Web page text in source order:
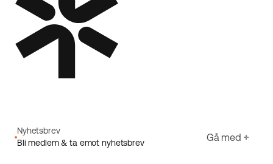
Nyhetsbrev
Bli medlem & ta emot nyhetsbrev
Gå med